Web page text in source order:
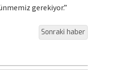
gerekiyor.”
Sonraki haber